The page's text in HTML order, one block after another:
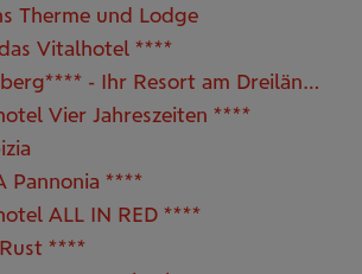
Therme und Lodge
Vitalhotel ****
Das Eisenberg**** - Ihr Resort am Dreiländereck
Vier Jahreszeiten ****
Pannonia ****
ALL IN RED ****
****